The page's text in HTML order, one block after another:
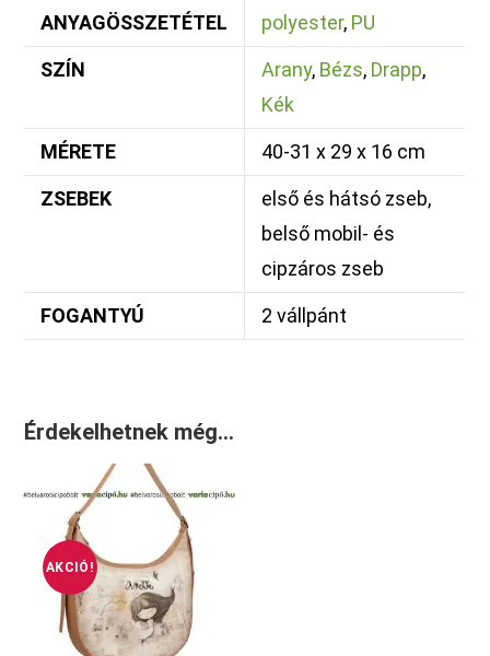
ANYAGÖSSZETÉTEL polyester, PU
SZÍN Arany, Bézs, Drapp,
Kék
MÉRETE 40-31 x 29 x 16 cm
ZSEBEK
első és hátsó zseb,
belső mobil- és
cipzáros zseb
FOGANTYÚ 2 vállpánt
Érdekelhetnek még…
AKCIÓ!